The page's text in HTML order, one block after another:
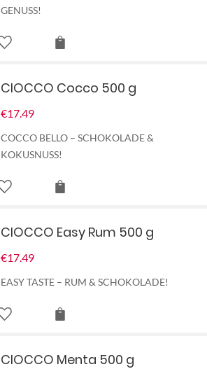
GENUSS!
CIOCCO Cocco 500 g
€17.49
COCCO BELLO – SCHOKOLADE &
KOKUSNUSS!
CIOCCO Easy Rum 500 g
€17.49
EASY TASTE – RUM & SCHOKOLADE!
CIOCCO Menta 500 g